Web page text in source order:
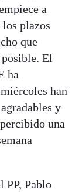
a
plazos
que
El
ha
han
y
una
PP, Pablo